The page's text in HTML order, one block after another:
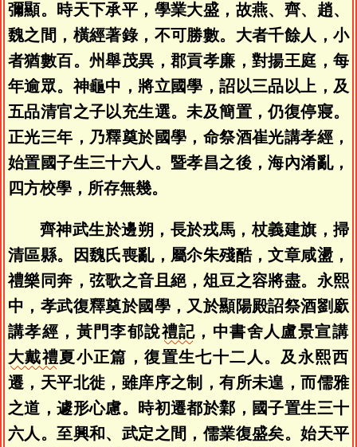
彌顯。時天下承平，學業大盛，故燕、齊、趙、
魏之間，橫經著錄，不可勝數。大者千餘人，小
者猶數百。州舉茂異，郡貢孝廉，對揚王庭，每
年逾眾。神龜中，將立國學，詔以三品以上，及
五品清官之子以充生選。未及簡置，仍復停寢。
正光三年，乃釋奠於國學，命祭酒崔光講孝經，
始置國子生三十六人。暨孝昌之後，海內淆亂，
四方校學，所存無幾。
齊神武生於邊朔，長於戎馬，杖義建旗，掃
清區縣。因魏氏喪亂，屬尒朱殘酷，文章咸盪，
禮樂同奔，弦歌之音且絕，俎豆之容將盡。永熙
中，孝武復釋奠於國學，又於顯陽殿詔祭酒劉廞
講孝經，黃門李郁說禮記 ，中書舍人盧景宣講
大戴禮夏小正篇，復置生七十二人。及永熙西
遷，天平北徙，雖庠序之制，有所未遑，而儒雅
之道，遽形心慮。時初遷都於鄴，國子置生三十
六人。至興和、武定之間，儒業復盛矣。始天平